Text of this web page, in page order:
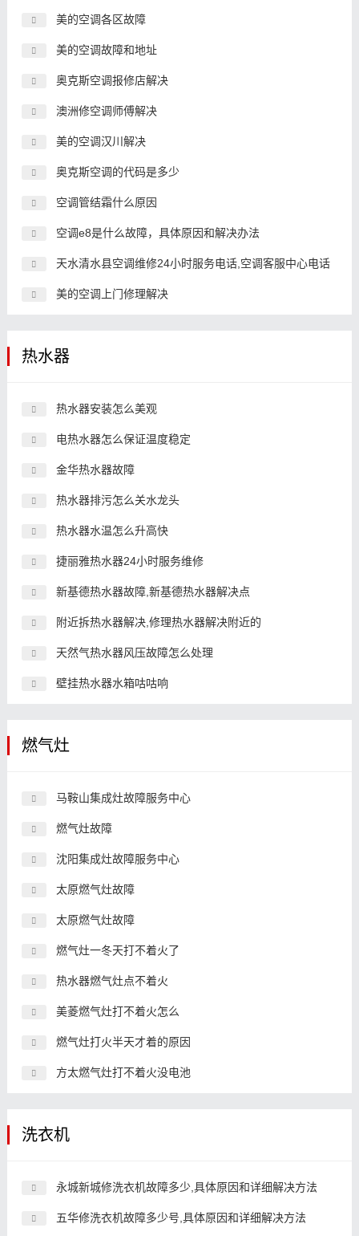
美的空调各区故障
美的空调故障和地址
奥克斯空调报修店解决
澳洲修空调师傅解决
美的空调汉川解决
奥克斯空调的代码是多少
空调管结霜什么原因
空调e8是什么故障，具体原因和解决办法
天水清水县空调维修24小时服务电话,空调客服中心电话
美的空调上门修理解决
热水器
热水器安装怎么美观
电热水器怎么保证温度稳定
金华热水器故障
热水器排污怎么关水龙头
热水器水温怎么升高快
捷丽雅热水器24小时服务维修
新基德热水器故障,新基德热水器解决点
附近拆热水器解决,修理热水器解决附近的
天然气热水器风压故障怎么处理
壁挂热水器水箱咕咕响
燃气灶
马鞍山集成灶故障服务中心
燃气灶故障
沈阳集成灶故障服务中心
太原燃气灶故障
太原燃气灶故障
燃气灶一冬天打不着火了
热水器燃气灶点不着火
美菱燃气灶打不着火怎么
燃气灶打火半天才着的原因
方太燃气灶打不着火没电池
洗衣机
永城新城修洗衣机故障多少,具体原因和详细解决方法
五华修洗衣机故障多少号,具体原因和详细解决方法